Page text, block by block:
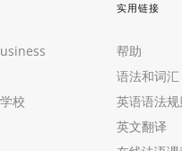
校
实用链接
帮助
语法和词汇
英语语法
英文翻译